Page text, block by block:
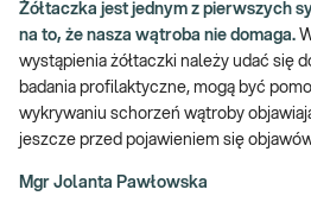
Żółtaczka jest jednym z pierwszych
na to, że nasza wątroba nie domaga.
wystąpienia żółtaczki należy udać się
badania profilaktyczne, mogą być
wykrywaniu schorzeń wątroby
jeszcze przed pojawieniem się
Mgr Jolanta Pawłowska